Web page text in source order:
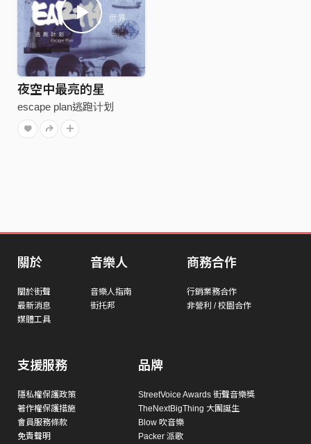
夜空中最亮的星
escape plan逃跑计划
關於
關於街聲
最新消息
媒體工具
音樂人
音樂人指南
街托邦
商務合作
行銷業務合作
非營利 / 校園合作
支援服務
隱私權保護政策
著作權保護措施
會員服務條款
免責聲明
品牌
StreetVoice Awards 街聲音樂獎
TheNextBigThing 大團誕生
Blow 吹音樂
Packer 派歌